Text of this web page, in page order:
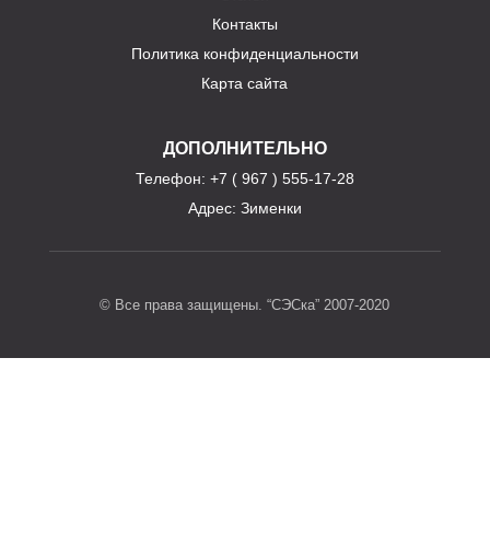
Контакты
Политика конфиденциальности
Карта сайта
ДОПОЛНИТЕЛЬНО
Телефон: +7 ( 967 ) 555-17-28
Адрес: Зименки
© Все права защищены. “СЭСка” 2007-2020